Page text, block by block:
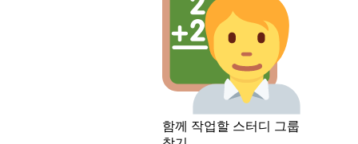
함께 작업할 스터디 그룹